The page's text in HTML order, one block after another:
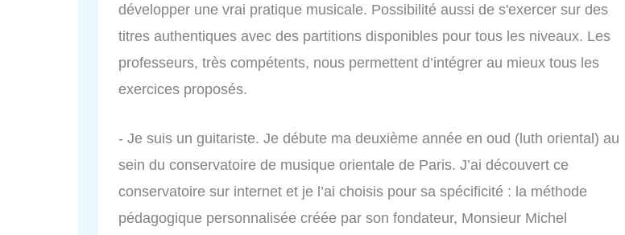
développer une vrai pratique musicale. Possibilité aussi de s'exercer sur des
titres authentiques avec des partitions disponibles pour tous les niveaux. Les
professeurs, très compétents, nous permettent d’intégrer au mieux tous les
exercices proposés.
- Je suis un guitariste. Je débute ma deuxième année en oud (luth oriental) au
sein du conservatoire de musique orientale de Paris. J’ai découvert ce
conservatoire sur internet et je l’ai choisis pour sa spécificité : la méthode
pédagogique personnalisée créée par son fondateur, Monsieur Michel